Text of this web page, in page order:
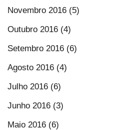
Novembro 2016 (5)
Outubro 2016 (4)
Setembro 2016 (6)
Agosto 2016 (4)
Julho 2016 (6)
Junho 2016 (3)
Maio 2016 (6)